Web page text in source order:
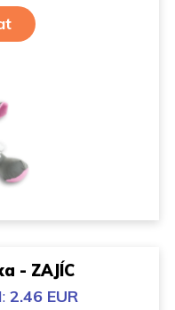
- ZAJÍC
2.46 EUR